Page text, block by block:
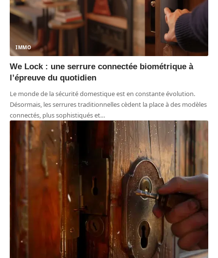
IMMO
We Lock : une serrure connectée biométrique à
l’épreuve du quotidien
Le monde de la sécurité domestique est en constante évolution.
Désormais, les serrures traditionnelles cèdent la place à des modèles
connectés, plus sophistiqués et…